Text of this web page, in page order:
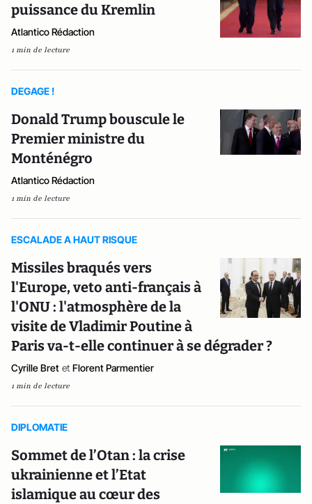
puissance du Kremlin
Atlantico Rédaction
1 min de lecture
DEGAGE !
Donald Trump bouscule le
Premier ministre du
Monténégro
Atlantico Rédaction
1 min de lecture
ESCALADE A HAUT RISQUE
Missiles braqués vers
l'Europe, veto anti-français à
l'ONU : l'atmosphère de la
visite de Vladimir Poutine à
Paris va-t-elle continuer à se dégrader ?
Cyrille Bret et Florent Parmentier
1 min de lecture
DIPLOMATIE
Sommet de l’Otan : la crise
ukrainienne et l’Etat
islamique au cœur des